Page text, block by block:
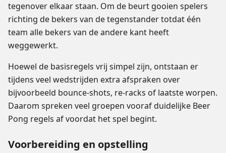
tegenover elkaar staan. Om de beurt gooien spelers
richting de bekers van de tegenstander totdat één
team alle bekers van de andere kant heeft
weggewerkt.
Hoewel de basisregels vrij simpel zijn, ontstaan er
tijdens veel wedstrijden extra afspraken over
bijvoorbeeld bounce-shots, re-racks of laatste worpen.
Daarom spreken veel groepen vooraf duidelijke Beer
Pong regels af voordat het spel begint.
Voorbereiding en opstelling